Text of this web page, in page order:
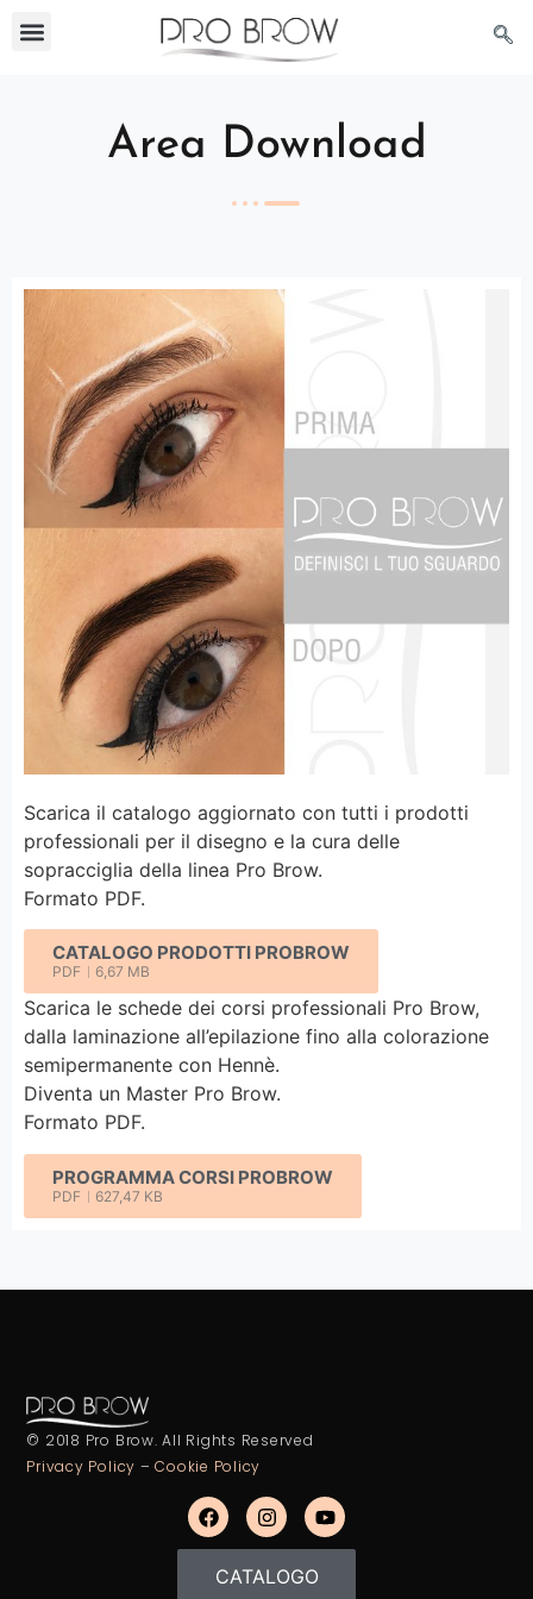
Area Download
Scarica il catalogo aggiornato con tutti i prodotti
professionali per il disegno e la cura delle
sopracciglia della linea Pro Brow.
Formato PDF.
CATALOGO PRODOTTI PROBROW
PDF 6,67 MB
Scarica le schede dei corsi professionali Pro Brow,
dalla laminazione all’epilazione fino alla colorazione
semipermanente con Hennè.
Diventa un Master Pro Brow.
Formato PDF.
PROGRAMMA CORSI PROBROW
PDF 627,47 KB
© 2018 Pro Brow. All Rights Reserved
Privacy Policy –Cookie Policy
CATALOGO